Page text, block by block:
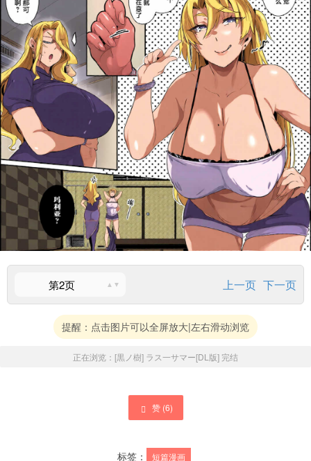
第2页 上一页 下一页
提醒：点击图片可以全屏放大|左右滑动浏览
正在浏览： [黒ノ樹] ラス一サマー[DL版] 完结
赞 (6)
标签： 短篇漫画